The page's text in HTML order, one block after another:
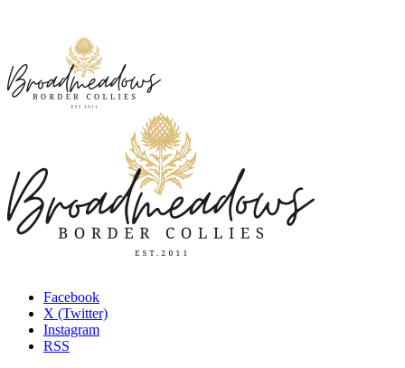
Facebook
X (Twitter)
Instagram
RSS